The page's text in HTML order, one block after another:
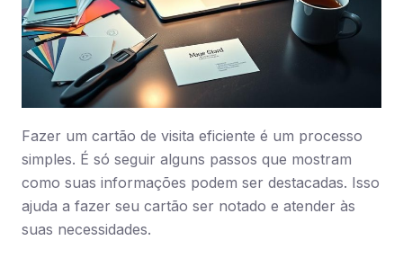
Fazer um cartão de visita eficiente é um processo
simples. É só seguir alguns passos que mostram
como suas informações podem ser destacadas. Isso
ajuda a fazer seu cartão ser notado e atender às
suas necessidades.